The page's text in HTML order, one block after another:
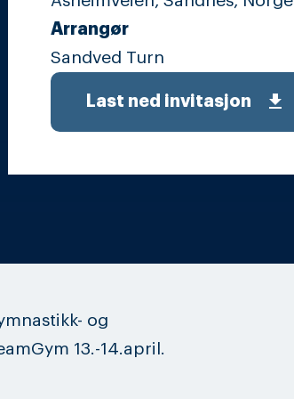
Arrangør
Sandved Turn
Last ned invitasjon get_app
og
13.-14.april.